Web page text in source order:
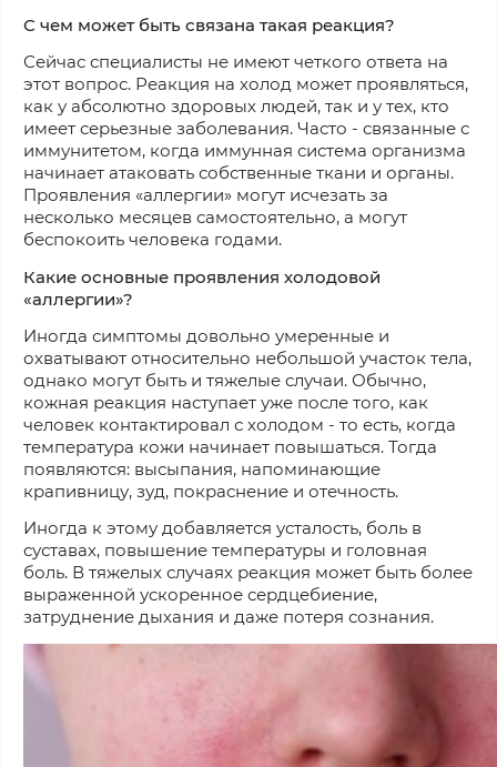
С чем может быть связана такая реакция?
Сейчас специалисты не имеют четкого ответа на
этот вопрос. Реакция на холод может проявляться,
как у абсолютно здоровых людей, так и у тех, кто
имеет серьезные заболевания. Часто - связанные с
иммунитетом, когда иммунная система организма
начинает атаковать собственные ткани и органы.
Проявления «аллергии» могут исчезать за
несколько месяцев самостоятельно, а могут
беспокоить человека годами.
Какие основные проявления холодовой
«аллергии»?
Иногда симптомы довольно умеренные и
охватывают относительно небольшой участок тела,
однако могут быть и тяжелые случаи. Обычно,
кожная реакция наступает уже после того, как
человек контактировал с холодом - то есть, когда
температура кожи начинает повышаться. Тогда
появляются: высыпания, напоминающие
крапивницу, зуд, покраснение и отечность.
Иногда к этому добавляется усталость, боль в
суставах, повышение температуры и головная
боль. В тяжелых случаях реакция может быть более
выраженной ускоренное сердцебиение,
затруднение дыхания и даже потеря сознания.